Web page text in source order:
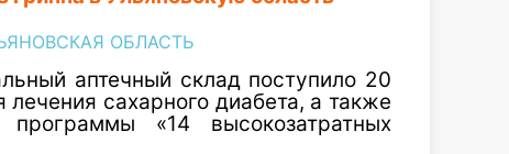
ОБЛАСТЬ
аптечный склад поступило 20
сахарного диабета, а также
«14 высокозатратных